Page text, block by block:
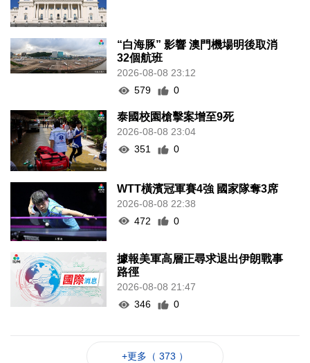
“白海豚” 影響 澳門機場明後取消
32個航班
2026-08-08 23:12
579
0
泰國校園槍擊案增至9死
2026-08-08 23:04
351
0
WTT橫濱冠軍賽4強 國家隊奪3席
2026-08-08 22:38
472
0
據報美軍高層正尋求退出伊朗戰事
路徑
2026-08-08 21:47
346
0
+更多（ 373 ）